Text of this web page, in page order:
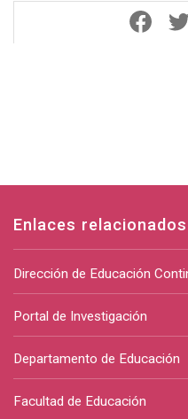
Enlaces relacionados
Dirección de Educación
Portal de Investigación
Departamento de Educación
Facultad de Educación